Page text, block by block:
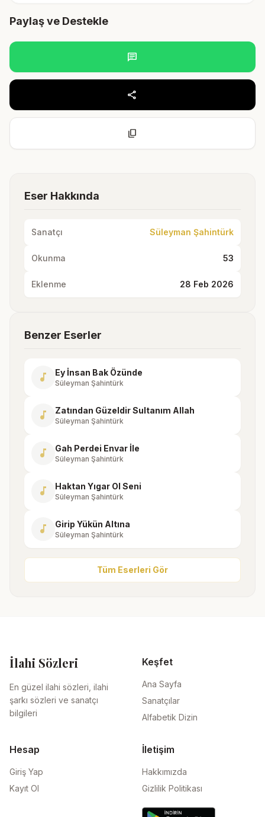
Paylaş ve Destekle
chat
share
content_copy
Eser Hakkında
Sanatçı Süleyman Şahintürk
Okunma 53
Eklenme 28 Feb 2026
Benzer Eserler
music_note Ey İnsan Bak Özünde
Süleyman Şahintürk
music_note Zatından Güzeldir Sultanım Allah
Süleyman Şahintürk
music_note Gah Perdei Envar İle
Süleyman Şahintürk
music_note Haktan Yıgar Ol Seni
Süleyman Şahintürk
music_note Girip Yükün Altına
Süleyman Şahintürk
Tüm Eserleri Gör
İlahi Sözleri
En güzel ilahi sözleri, ilahi
şarkı sözleri ve sanatçı
bilgileri
Keşfet
Ana Sayfa
Sanatçılar
Alfabetik Dizin
Hesap
Giriş Yap
Kayıt Ol
İletişim
Hakkımızda
Gizlilik Politikası